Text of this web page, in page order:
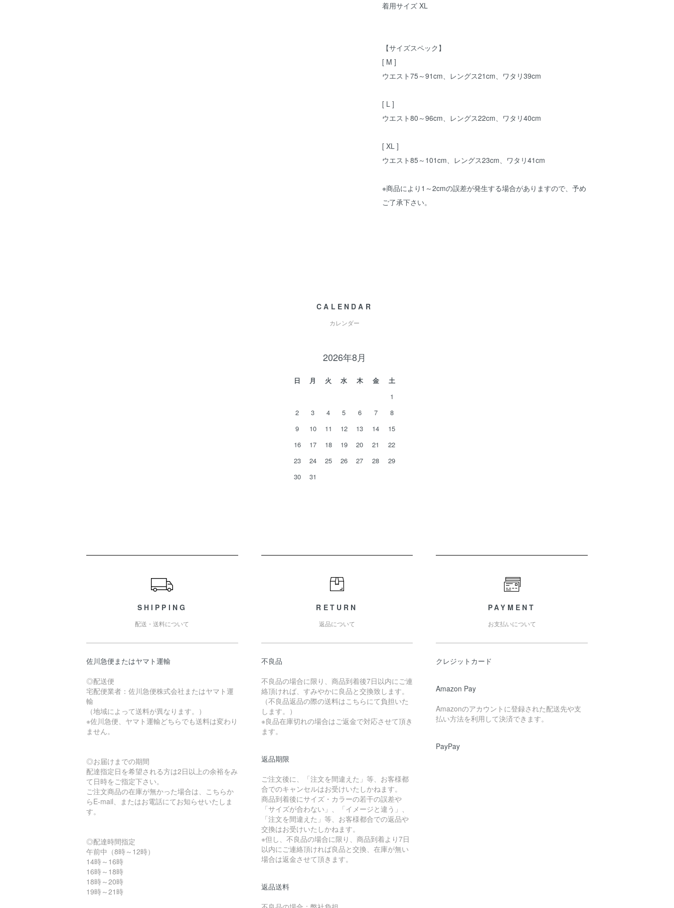
着用サイズ XL
【サイズスペック】
[ M ]
ウエスト75～91cm、レングス21cm、ワタリ39cm
[ L ]
ウエスト80～96cm、レングス22cm、ワタリ40cm
[ XL ]
ウエスト85～101cm、レングス23cm、ワタリ41cm
※商品により1～2cmの誤差が発生する場合がありますので、予め
ご了承下さい。
CALENDAR
カレンダー
2026年8月
日 月 火 水 木 金
土
1
2
3 4 5 6 7
8
9
10 11 12 13 14
15
16
17 18 19 20 21
22
23
24 25 26 27 28
29
30
31
SHIPPING
配送・送料について
佐川急便またはヤマト運輸
◎配送便
宅配便業者：佐川急便株式会社またはヤマト運
輸
（地域によって送料が異なります。）
※佐川急便、ヤマト運輸どちらでも送料は変わり
ません。
◎お届けまでの期間
配達指定日を希望される方は2日以上の余裕をみ
て日時をご指定下さい。
ご注文商品の在庫が無かった場合は、こちらか
らE-mail、またはお電話にてお知らせいたしま
す。
◎配達時間指定
午前中（8時～12時）
14時～16時
16時～18時
18時～20時
19時～21時
RETURN
返品について
不良品
不良品の場合に限り、商品到着後7日以内にご連
絡頂ければ、すみやかに良品と交換致します。
（不良品返品の際の送料はこちらにて負担いた
します。）
※良品在庫切れの場合はご返金で対応させて頂き
ます。
返品期限
ご注文後に、「注文を間違えた」等、お客様都
合でのキャンセルはお受けいたしかねます。
商品到着後にサイズ・カラーの若干の誤差や
「サイズが合わない」、「イメージと違う」、
「注文を間違えた」等、お客様都合での返品や
交換はお受けいたしかねます。
※但し、不良品の場合に限り、商品到着より7日
以内にご連絡頂ければ良品と交換、在庫が無い
場合は返金させて頂きます。
返品送料
PAYMENT
お支払いについて
クレジットカード
Amazon Pay
Amazonのアカウントに登録された配送先や支
払い方法を利用して決済できます。
PayPay